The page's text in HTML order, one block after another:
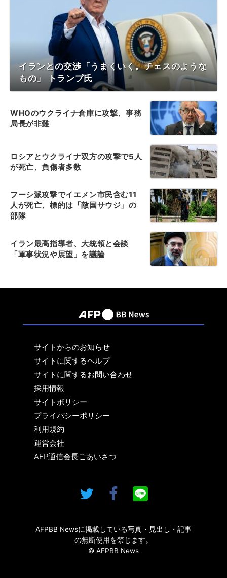
イランとの交渉「うまくいく。チェスのような
もの」 トランプ氏
WHOのウクライナ倉庫に攻撃、事務
局長が非難
ロシアとウクライナ双方の攻撃で5人
が死亡、負傷者多数
フーシ派攻撃でイエメン市民含む11
人が死亡、標的は「敵国サウジ」の
部隊
イラン最高指導者、大統領と会談
「軍事状況や展望」を議論
サイトからのお知らせ
サイトに関するヘルプ
サイトに関するお問い合わせ
採用情報
サイトポリシー
プライバシーポリシー
利用規約
運営会社
AFP通信会長ごあいさつ
AFPBB Newsに掲載している写真・見出し・記事
の無断使用を禁じます。
© AFPBB News